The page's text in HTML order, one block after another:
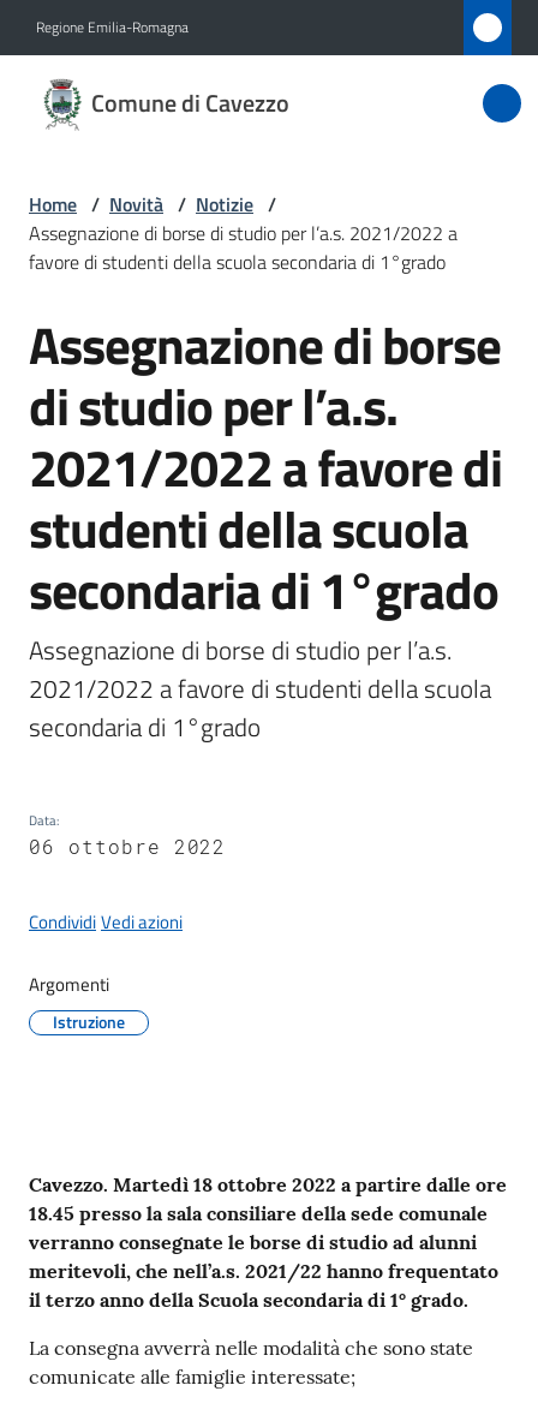
Regione Emilia-Romagna
Comune di Cavezzo
di
Amministrazione
Novità
Menu selezionato
Servizi
Vivere
Cavezzo
Protezione
civile
Cavezzo
Sportello
telematico
gli
argomenti...
Home / Novità / Notizie /
Assegnazione di borse di studio per l’a.s. 2021/2022 a
favore di studenti della scuola secondaria di 1°grado
Salta al contenuto
Assegnazione di borse
di studio per l’a.s.
2021/2022 a favore di
studenti della scuola
secondaria di 1°grado
Assegnazione di borse di studio per l’a.s.
2021/2022 a favore di studenti della scuola
secondaria di 1°grado
Data:
06 ottobre 2022
CondividiVedi azioni
Argomenti
Istruzione
Contenuto
Cavezzo. Martedì 18 ottobre 2022 a partire dalle ore
18.45 presso la sala consiliare della sede comunale
verranno consegnate le borse di studio ad alunni
meritevoli, che nell’a.s. 2021/22 hanno frequentato
il terzo anno della Scuola secondaria di 1° grado.
La consegna avverrà nelle modalità che sono state
comunicate alle famiglie interessate;